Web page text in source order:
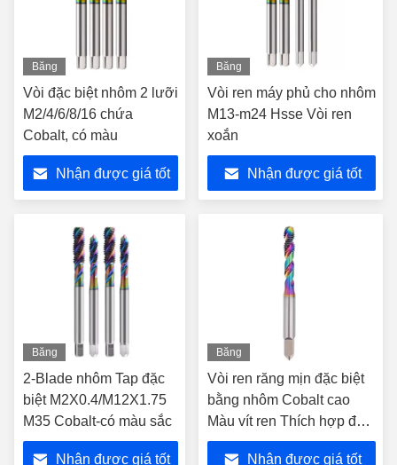
Băng
hình
Vòi đặc biệt nhôm 2 lưỡi
M2/4/6/8/16 chứa
Cobalt, có màu
Nhận được giá tốt
Băng
hình
Vòi ren máy phủ cho nhôm
M13-m24 Hsse Vòi ren
xoắn
Nhận được giá tốt
Băng
hình
2-Blade nhôm Tap đặc
biệt M2X0.4/M12X1.75
M35 Cobalt-có màu sắc
Nhận được giá tốt
Băng
hình
Vòi ren răng mịn đặc biệt
bằng nhôm Cobalt cao
Màu vít ren Thích hợp để
cắt dụng cụ thép không gỉ
Nhận được giá tốt